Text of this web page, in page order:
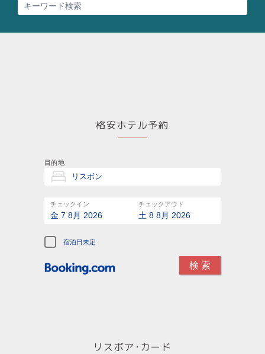
格安ホテル予約
目的地
チェックイン
金 7 8月 2026
チェックアウト
土 8 8月 2026
宿泊日未定
リスボア･カード